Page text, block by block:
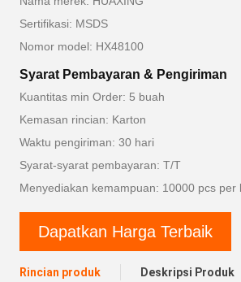
Sertifikasi: MSDS
Nomor model: HX48100
Syarat Pembayaran & Pengiriman
Kuantitas min Order: 5 buah
Kemasan rincian: Karton
Waktu pengiriman: 30 hari
Syarat-syarat pembayaran: T/T
Menyediakan kemampuan: 10000 pcs per
Dapatkan Harga Terbaik
Rincian produk Deskripsi Produk